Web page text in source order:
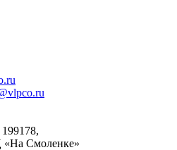
«На Смоленке»